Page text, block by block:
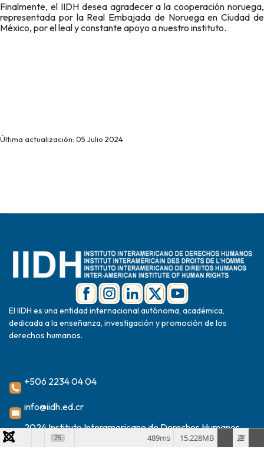
Finalmente, el IIDH desea agradecer a la cooperación noruega,
representada por la Real Embajada de Noruega en Ciudad de
México, por el leal y constante apoyo a nuestro instituto.
Última actualización: 05 Julio 2024
El IIDH es una entidad internacional autónoma, académica,
dedicada a la enseñanza, investigación y promoción de los
derechos humanos.
+506 2234 04 04
info@iidh.ed.cr
2024 Instituto Interamericano de Derechos Humanos
75 15.228MB
489ms